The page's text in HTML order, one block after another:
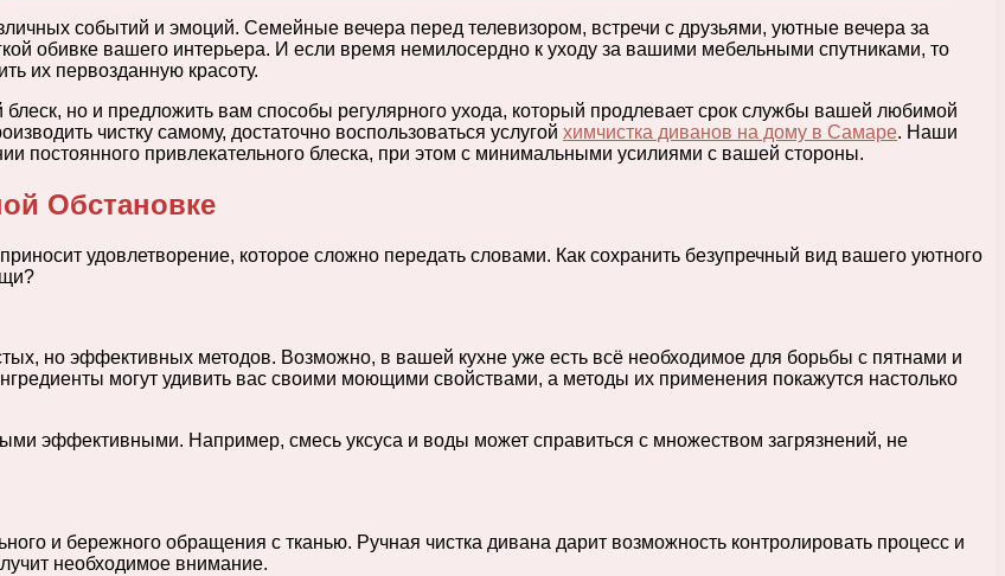
событий и эмоций. Семейные вечера перед телевизором, встречи с друзьями, уютные вечера за
обивке вашего интерьера. И если время немилосердно к уходу за вашими мебельными спутниками, то
их первозданную красоту.
но и предложить вам способы регулярного ухода, который продлевает срок службы вашей любимой
чистку самому, достаточно воспользоваться услугой химчистка диванов на дому в Самаре. Наши
постоянного привлекательного блеска, при этом с минимальными усилиями с вашей стороны.
Обстановке
удовлетворение, которое сложно передать словами. Как сохранить безупречный вид вашего уютного
но эффективных методов. Возможно, в вашей кухне уже есть всё необходимое для борьбы с пятнами и
могут удивить вас своими моющими свойствами, а методы их применения покажутся настолько
эффективными. Например, смесь уксуса и воды может справиться с множеством загрязнений, не
и бережного обращения с тканью. Ручная чистка дивана дарит возможность контролировать процесс и
необходимое внимание.